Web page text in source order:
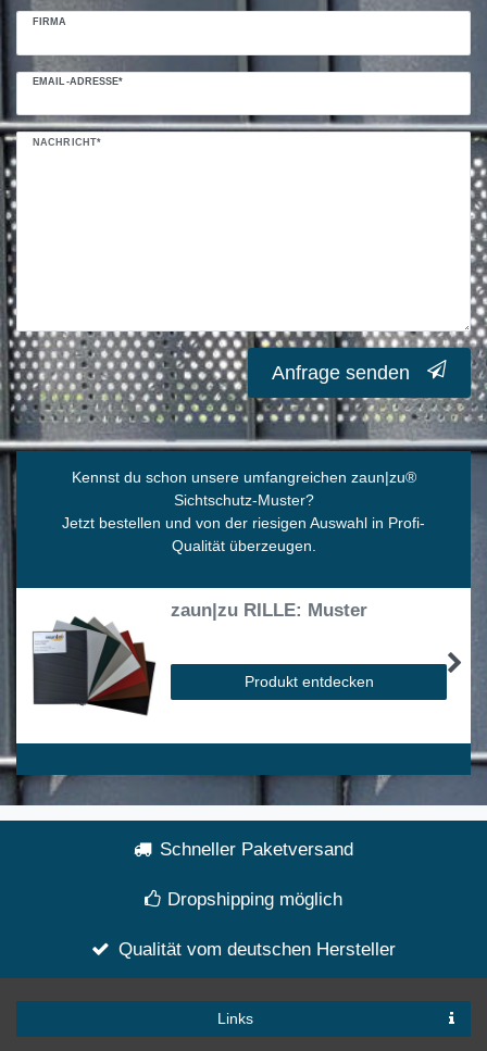
FIRMA
EMAIL-ADRESSE*
NACHRICHT*
Anfrage senden
Kennst du schon unsere umfangreichen zaun|zu®
Sichtschutz-Muster?
Jetzt bestellen und von der riesigen Auswahl in Profi-
Qualität überzeugen.
zaun|zu RILLE: Muster
Produkt entdecken
Schneller Paketversand
Dropshipping möglich
Qualität vom deutschen Hersteller
Links